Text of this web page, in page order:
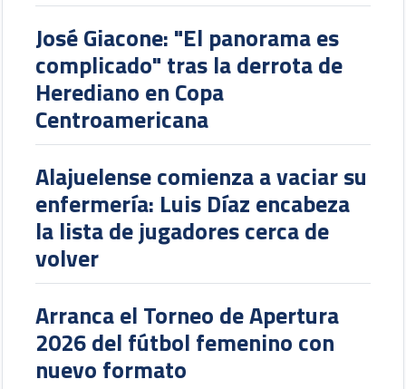
José Giacone: "El panorama es
complicado" tras la derrota de
Herediano en Copa
Centroamericana
Alajuelense comienza a vaciar su
enfermería: Luis Díaz encabeza
la lista de jugadores cerca de
volver
Arranca el Torneo de Apertura
2026 del fútbol femenino con
nuevo formato